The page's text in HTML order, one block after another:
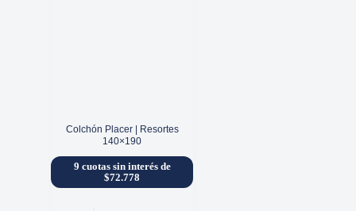
Colchón Placer | Resortes
140×190
9 cuotas sin interés de
$72.778